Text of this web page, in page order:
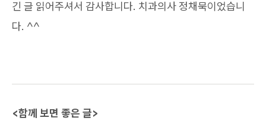
긴 글 읽어주셔서 감사합니다. 치과의사 정채묵이었습니
다. ^^
<함께 보면 좋은 글>